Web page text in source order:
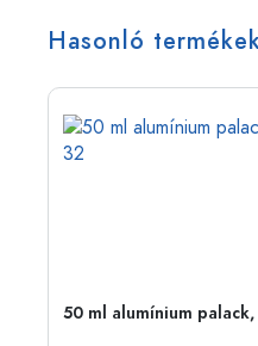
Hasonló
50 ml alumínium